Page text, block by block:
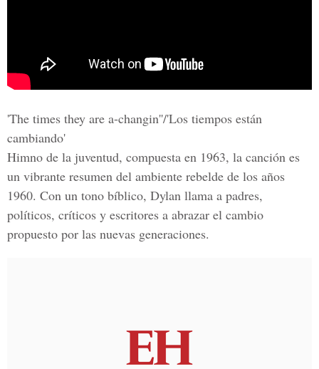
'The times they are a-changin''/'Los tiempos están
cambiando'
Himno de la juventud, compuesta en 1963, la canción es
un vibrante resumen del ambiente rebelde de los años
1960. Con un tono bíblico, Dylan llama a padres,
políticos, críticos y escritores a abrazar el cambio
propuesto por las nuevas generaciones.